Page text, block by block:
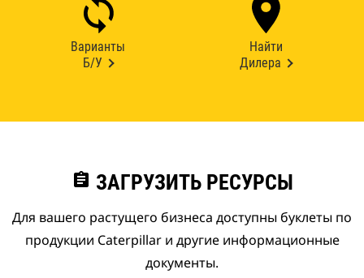
Варианты
Б/У
Найти
Дилера
assignment ЗАГРУЗИТЬ РЕСУРСЫ
Для вашего растущего бизнеса доступны буклеты по
продукции Caterpillar и другие информационные
документы.